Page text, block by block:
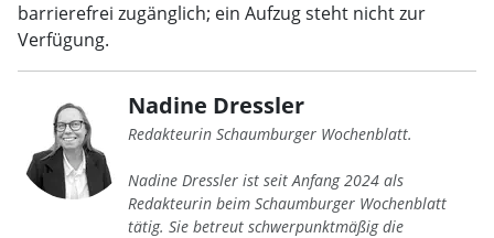
barrierefrei zugänglich; ein Aufzug steht nicht zur
Verfügung.
Nadine Dressler
Redakteurin Schaumburger Wochenblatt.
Nadine Dressler ist seit Anfang 2024 als
Redakteurin beim Schaumburger Wochenblatt
tätig. Sie betreut schwerpunktmäßig die